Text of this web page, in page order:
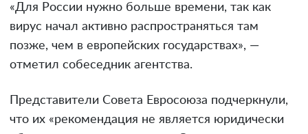
«Для России нужно больше времени, так как
вирус начал активно распространяться там
позже, чем в европейских государствах», —
отметил собеседник агентства.
Представители Совета Евросоюза подчеркнули,
что их «рекомендация не является юридически